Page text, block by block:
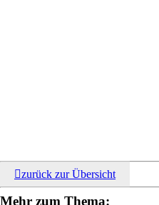
zurück zur Übersicht
Mehr zum Thema: